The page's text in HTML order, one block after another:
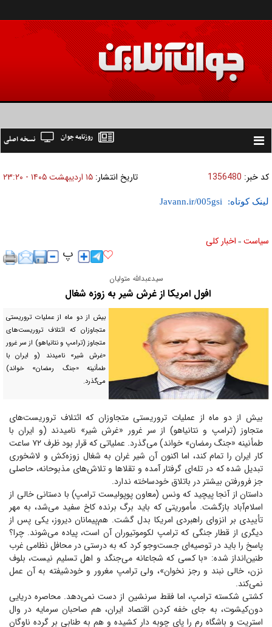
Toggle
نسخه اصلی روزنامه جوان
کد خبر: 1356480 تاریخ انتشار: ۱۵ ارديبهشت ۱۴۰۵ - ۲۳:۲۰
لینک کوتاه:
سیاست » اخبار کلی
سیدعبدالله متولیان
افول امریکا از غرش شیر به زوزه شغال
بیش از دو ماه از عملیات تروریستی
متجاوزان که ائتلاف تروریست‌های
متجاوز (ترامپ و نتانیاهو) از سر غرور
«غرش شیر» نامیدند (و ایران با
طمأنینه «جنگ رمضان» خواند)
می‌گذرد.
بیش از دو ماه از عملیات تروریستی متجاوزان که ائتلاف تروریست‌های
متجاوز (ترامپ و نتانیاهو) از سر غرور «غرش شیر» نامیدند (و ایران با
طمأنینه «جنگ رمضان» خواند) می‌گذرد. عملیاتی که قرار بود ظرف ۷۲ ساعت
کار ایران را تمام کند، اما اکنون آن شیر غران به شغال زوزه‌کش و لاشخوری
تبدیل شده که در تله‌ای گرفتار آمده و تقلا‌ها و تلاش‌های مذبوحانه، حاصلی
جز فرورفتن بیشتر در باتلاق خودساخته ندارد.
داستان از آنجا پیچید که ونس (معاون پوپولیست ترامپ) با دستانی خالی از
اسلام‌آباد بازگشت. مأموریتی که باید برگ برنده کاخ سفید می‌شد، به مهر
تأییدی بر انزوای راهبردی امریکا بدل گشت. هم‌پیمانان دیروز، یکی پس از
دیگری از قطار جنگی که ترامپ لکوموتیوران آن است، پیاده می‌شوند. چرا؟
پاسخ را باید در توصیه‌ای جست‌و‌جو کرد که به درستی در محافل نظامی غرب
طنین‌انداز شده: «با کسی که شجاعانه می‌جنگد و اهل تسلیم نیست، بلوف
نزن، خالی نبند و رجز نخوان»، ولی ترامپ مغرور و خودشیفته به آن عمل
نمی‌کند.
کشتی شکسته ترامپ، اما فقط سرنشین از دست نمی‌دهد. محاصره دریایی
دون‌کیشوت، به جای خفه کردن اقتصاد ایران، هم صاحبان سرمایه در وال
استریت و باشگاه رم را پای چوبه دار کشیده و هم به طنابی بر گرده ناوگان